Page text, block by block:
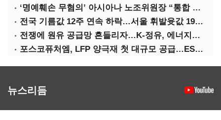
‘명예훼손 무혐의’ 아시아나 노조위원장 “통합 위해 법적 대응 않겠다”
전국 기름값 12주 연속 하락…서울 휘발윳값 1909원
전쟁에 원유 공급망 흔들리자…K-정유, 에너지안보 핵심으로 재부상
포스코퓨처엠, LFP 양극재 첫 대규모 공급…ESS 시장 공략
뉴스리듬